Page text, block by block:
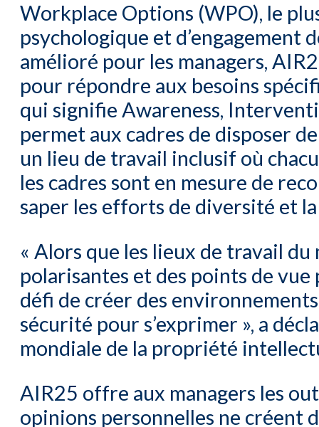
Workplace Options (WPO), le
psychologique et d’engagement
amélioré pour les managers,
pour répondre aux besoins
qui signifie Awareness,
permet aux cadres de disposer
un lieu de travail inclusif où
les cadres sont en mesure de
saper les efforts de diversité et
« Alors que les lieux de travail
polarisantes et des points de
défi de créer des
sécurité pour s’exprimer », a
mondiale de la propriété
AIR25 offre aux managers les
opinions personnelles ne créent